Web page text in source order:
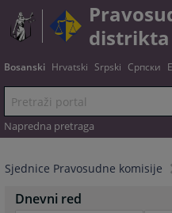
distrikta
Bosanski Hrvatski Srpski Српски
Napredna pretraga
Sjednice Pravosudne komisije
Dnevni red